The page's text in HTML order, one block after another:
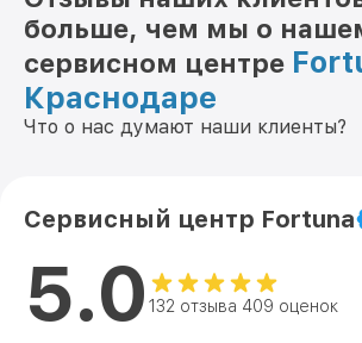
больше, чем мы о
сервисном центре
Краснодаре
Что о нас думают наши клиенты?
Сервисный центр Fortuna
5.0 132 отзыва 409 оценок